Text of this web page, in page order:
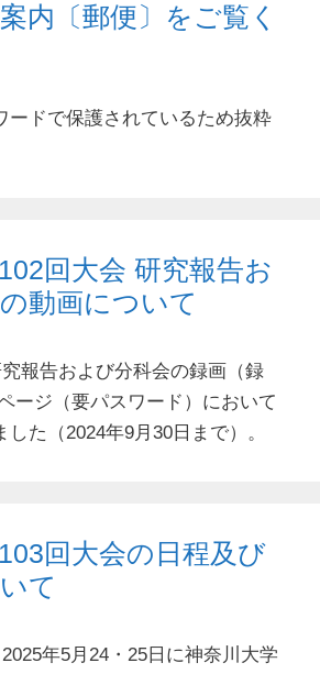
内〔郵便〕をご覧く
ードで保護されているため抜粋
回大会 研究報告お
動画について
報告および分科会の録画（録
ージ（要パスワード）において
た（2024年9月30日まで）。
103回大会の日程及び
て
年5月24・25日に神奈川大学